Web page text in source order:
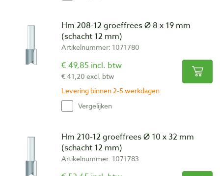
Hm 208-12 groeffrees Ø 8 x 19 mm
(schacht 12 mm)
Artikelnummer: 1071780
€ 49,85 incl. btw
€ 41,20 excl. btw
Levering binnen 2-5 werkdagen
Vergelijken
Hm 210-12 groeffrees Ø 10 x 32 mm
(schacht 12 mm)
Artikelnummer: 1071783